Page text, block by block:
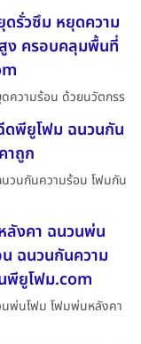
รั่วซึม หยุดความ
ง ครอบคลุมพื้นที่
ความร้อน ด้วยนวัตกรร
ดพียูโฟม ฉนวนกัน
าถูก
วนกันความร้อน โฟมกัน
ลังคา ฉนวนพ่น
ฉนวนกันความ
พียูโฟม.com
พ่นโฟม โฟมพ่นหลังคา